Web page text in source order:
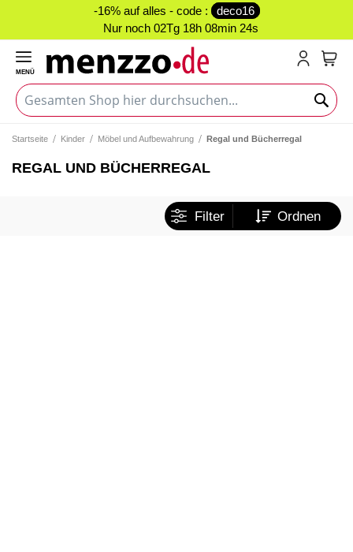
-16% auf alles - code :
deco16
Nur noch 02Tg 18h 08min 24s
MENÜ
Startseite Kinder Möbel und Aufbewahrung Regal und Bücherregal
REGAL UND BÜCHERREGAL
Filter Ordnen